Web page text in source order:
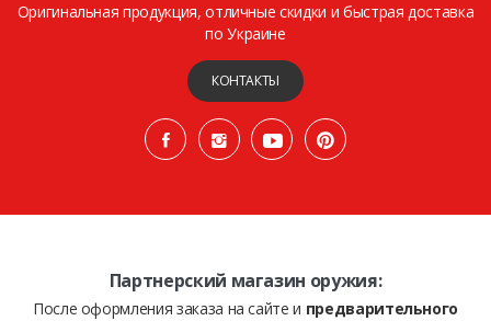
Оригинальная продукция, отличные скидки и быстрая доставка
по Украине
КОНТАКТЫ
Партнерский магазин оружия:
После оформления заказа на сайте и предварительного